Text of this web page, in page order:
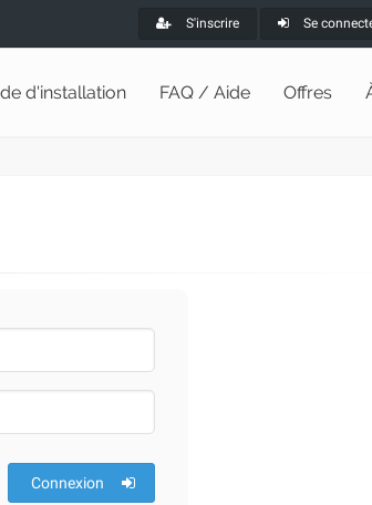
S'inscrire Se
d'installation FAQ / Aide Offres
Connexion